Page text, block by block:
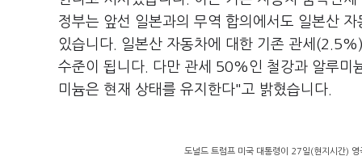
정부는 앞선 일본과의 무역 합의에서도 일본산
있습니다. 일본산 자동차에 대한 기존 관세
수준이 됩니다. 다만 관세 50%인 철강과 알루미
미늄은 현재 상태를 유지한다"고 밝혔습니다.
도널드 트럼프 미국 대통령이 27일(현지시간)